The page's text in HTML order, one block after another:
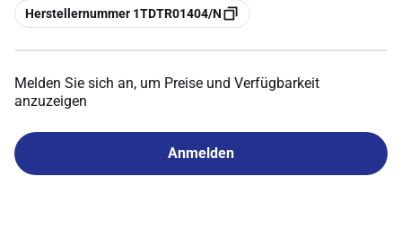
Kopieren
Herstellernummer 1TDTR01404/N
Melden Sie sich an, um Preise und Verfügbarkeit
anzuzeigen
Anmelden